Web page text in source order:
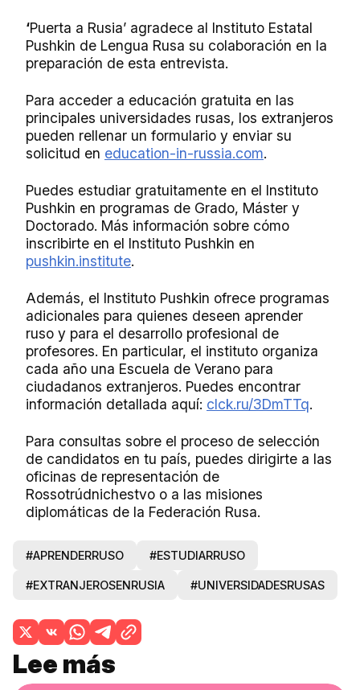
‘Puerta a Rusia’ agradece al Instituto Estatal
Pushkin de Lengua Rusa su colaboración en la
preparación de esta entrevista.
Para acceder a educación gratuita en las
principales universidades rusas, los extranjeros
pueden rellenar un formulario y enviar su
solicitud en education-in-russia.com.
Puedes estudiar gratuitamente en el Instituto
Pushkin en programas de Grado, Máster y
Doctorado. Más información sobre cómo
inscribirte en el Instituto Pushkin en
pushkin.institute.
Además, el Instituto Pushkin ofrece programas
adicionales para quienes deseen aprender
ruso y para el desarrollo profesional de
profesores. En particular, el instituto organiza
cada año una Escuela de Verano para
ciudadanos extranjeros. Puedes encontrar
información detallada aquí: clck.ru/3DmTTq.
Para consultas sobre el proceso de selección
de candidatos en tu país, puedes dirigirte a las
oficinas de representación de
Rossotrúdnichestvo o a las misiones
diplomáticas de la Federación Rusa.
#APRENDERRUSO #ESTUDIARRUSO
#EXTRANJEROSENRUSIA #UNIVERSIDADESRUSAS
Lee más